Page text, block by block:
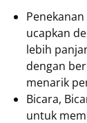
ucapkan
lebih
dengan
menarik
Bicara,
untuk